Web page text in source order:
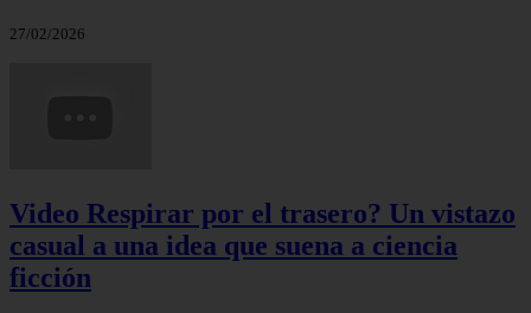
27/02/2026
Video Respirar por el trasero? Un vistazo
casual a una idea que suena a ciencia
ficción